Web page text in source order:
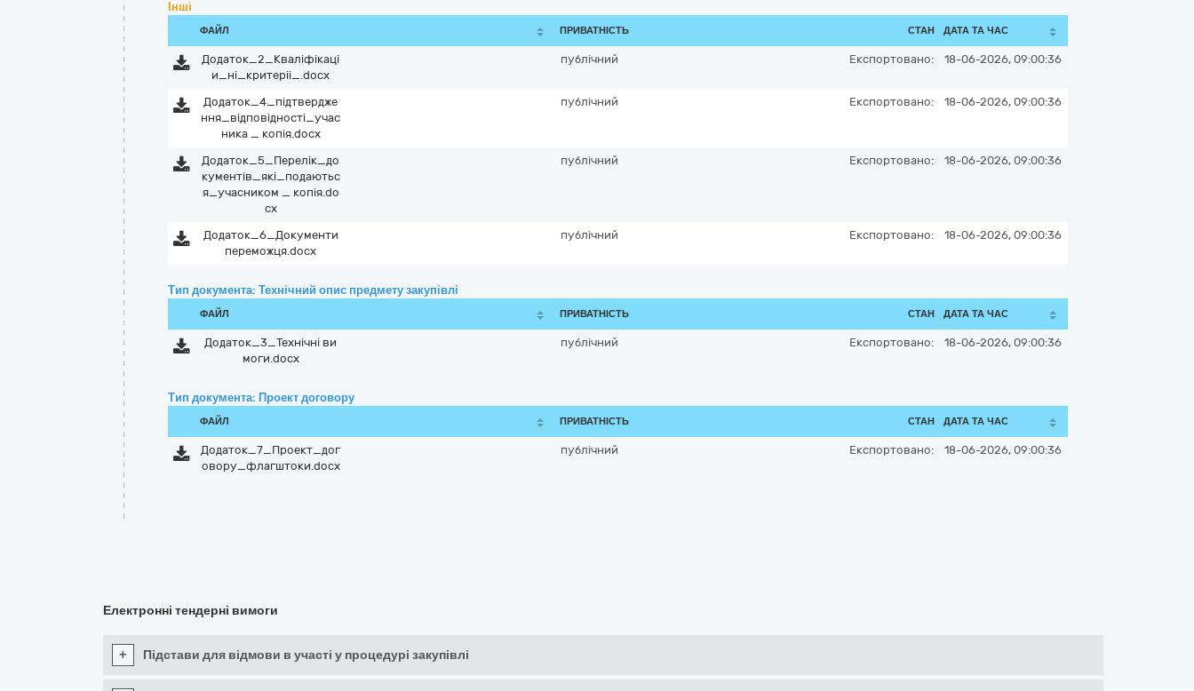
Інші
ФАЙЛ ПРИВАТНІСТЬ СТАН ДАТА ТА ЧАС
Додаток_2_Кваліфікаці
и_ні_критеріі_.docx
публічний Експортовано: 18-06-2026, 09:00:36
Додаток_4_підтвердже
ння_відповідності_учас
ника _ копія.docx
публічний Експортовано: 18-06-2026, 09:00:36
Додаток_5_Перелік_до
кументів_які_подаютьс
я_учасником _ копія.do
cx
публічний Експортовано: 18-06-2026, 09:00:36
Додаток_6_Документи
переможця.docx
публічний Експортовано: 18-06-2026, 09:00:36
Тип документа: Технічний опис предмету закупівлі
ФАЙЛ ПРИВАТНІСТЬ СТАН ДАТА ТА ЧАС
Додаток_3_Технічні ви
моги.docx
публічний Експортовано: 18-06-2026, 09:00:36
Тип документа: Проект договору
ФАЙЛ ПРИВАТНІСТЬ СТАН ДАТА ТА ЧАС
Додаток_7_Проект_дог
овору_флагштоки.docx
публічний Експортовано: 18-06-2026, 09:00:36
Електронні тендерні вимоги
+ Підстави для відмови в участі у процедурі закупівлі